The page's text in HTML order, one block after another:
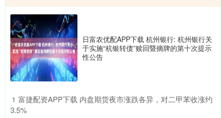
日富农优配APP下载 杭州银行: 杭州银行关
于实施“杭银转债”赎回暨摘牌的第十次提示
性公告
1 ​富捷配资APP下载 内盘期货夜市涨跌各异，对二甲苯收涨约
3.5%